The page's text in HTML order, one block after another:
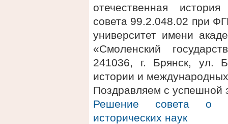
отечественная
совета 99.2.048.02 при
университет имени
«Смоленский
241036, г. Брянск, ул.
истории и
Поздравляем с успешной
Решение совета о
исторических наук